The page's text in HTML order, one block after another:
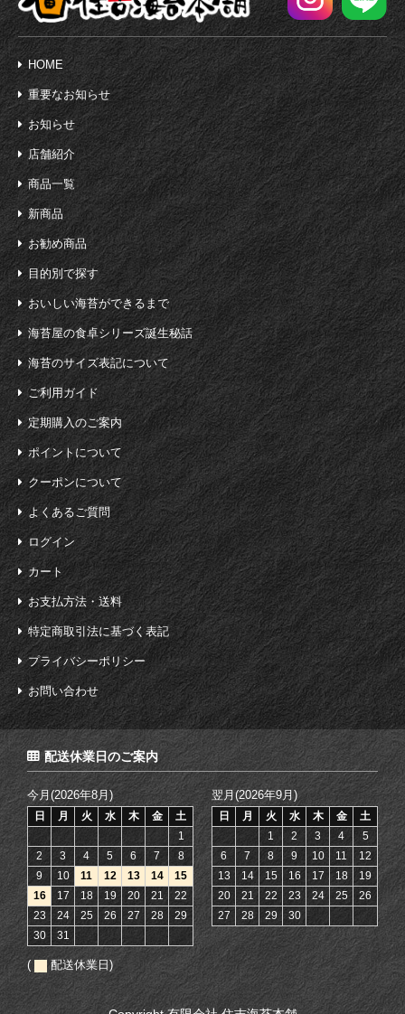
HOME
重要なお知らせ
お知らせ
店舗紹介
商品一覧
新商品
お勧め商品
目的別で探す
おいしい海苔ができるまで
海苔屋の食卓シリーズ誕生秘話
海苔のサイズ表記について
ご利用ガイド
定期購入のご案内
ポイントについて
クーポンについて
よくあるご質問
ログイン
カート
お支払方法・送料
特定商取引法に基づく表記
プライバシーポリシー
お問い合わせ
配送休業日のご案内
今月(2026年8月)
日 月 火 水 木 金
土
1
2
3 4 5 6 7
8
9
10 11 12 13 14
15
16
17 18 19 20 21
22
23
24 25 26 27 28
29
30
31
翌月(2026年9月)
日 月 火 水 木 金
土
1
2 3 4
5
6
7 8 9 10 11
12
13
14 15 16 17 18
19
20
21 22 23 24 25
26
27
28 29 30
( 配送休業日)